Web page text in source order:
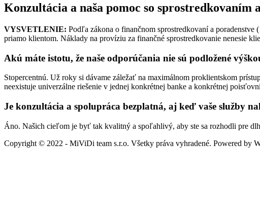
Konzultácia a naša pomoc so
VYSVETLENIE: Podľa zákona o finančnom sprostredkovaní a
priamo klientom. Náklady na províziu za finančné sprostredkovanie nenesie
Akú máte istotu, že naše odporúčania nie sú podložené
Stopercentnú. Už roky si dávame záležať na maximálnom proklientskom
neexistuje univerzálne riešenie v jednej konkrétnej banke a konkrétnej
Je konzultácia a spolupráca bezplatná, aj keď vaše služby
Áno. Našich cieľom je byť tak kvalitný a spoľahlivý, aby ste sa rozhodli pre
Copyright © 2022 - MiViDi team s.r.o. Všetky práva vyhradené. Powered by